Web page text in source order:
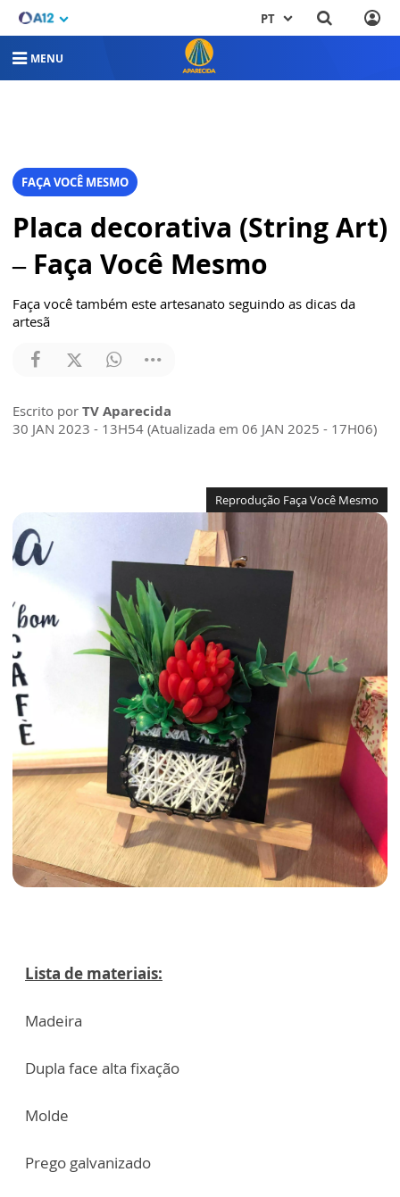
PT
MENU
FAÇA VOCÊ MESMO
Placa decorativa (String Art)
– Faça Você Mesmo
Faça você também este artesanato seguindo as dicas da
artesã
Escrito por TV Aparecida
30 JAN 2023 - 13H54 (Atualizada em 06 JAN 2025 - 17H06)
Reprodução Faça Você Mesmo
Lista de materiais:
Madeira
Dupla face alta fixação
Molde
Prego galvanizado